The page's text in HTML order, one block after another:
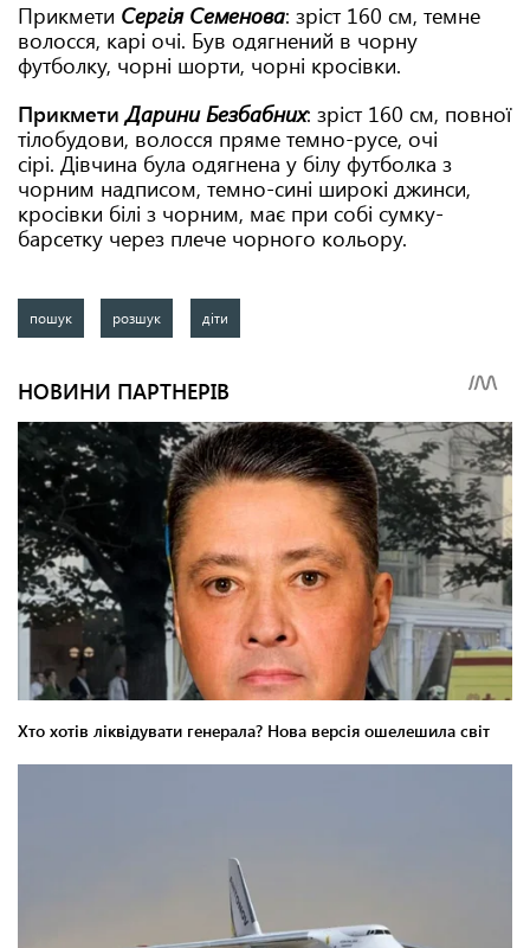
Прикмети Сергія Семенова: зріст 160 см, темне
волосся, карі очі. Був одягнений в чорну
футболку, чорні шорти, чорні кросівки.
Прикмети Дарини Безбабних: зріст 160 см, повної
тілобудови, волосся пряме темно-русе, очі
сірі. Дівчина була одягнена у білу футболка з
чорним надписом, темно-сині широкі джинси,
кросівки білі з чорним, має при собі сумку-
барсетку через плече чорного кольору.
пошук розшук діти